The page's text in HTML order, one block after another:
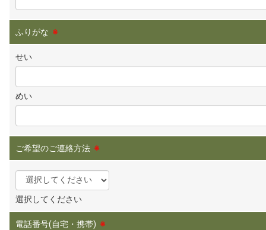
ふりがな ※
せい
めい
ご希望のご連絡方法 ※
選択してください
電話番号(自宅・携帯) ※